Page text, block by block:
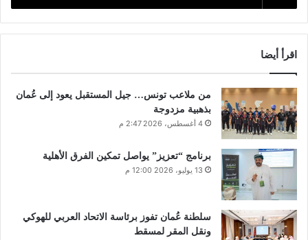
اقرأ أيضا
من ملاعب تونس… جيل المستقبل يعود إلى عُمان
بذهبية مزدوجة
4 أغسطس، 2026 2:47 م
برنامج “تعزيز” يواصل تمكين الفرق الأهلية
13 يوليو، 2026 12:00 م
سلطنة عُمان تفوز برئاسة الاتحاد العربي للهوكي
ونقل المقر لمسقط